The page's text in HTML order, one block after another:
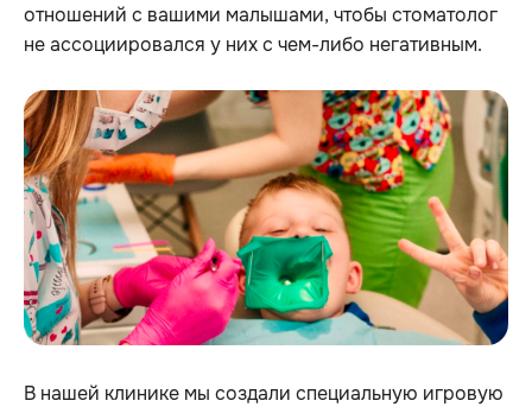
отношений с вашими малышами, чтобы стоматолог
не ассоциировался у них с чем-либо негативным.
В нашей клинике мы создали специальную игровую